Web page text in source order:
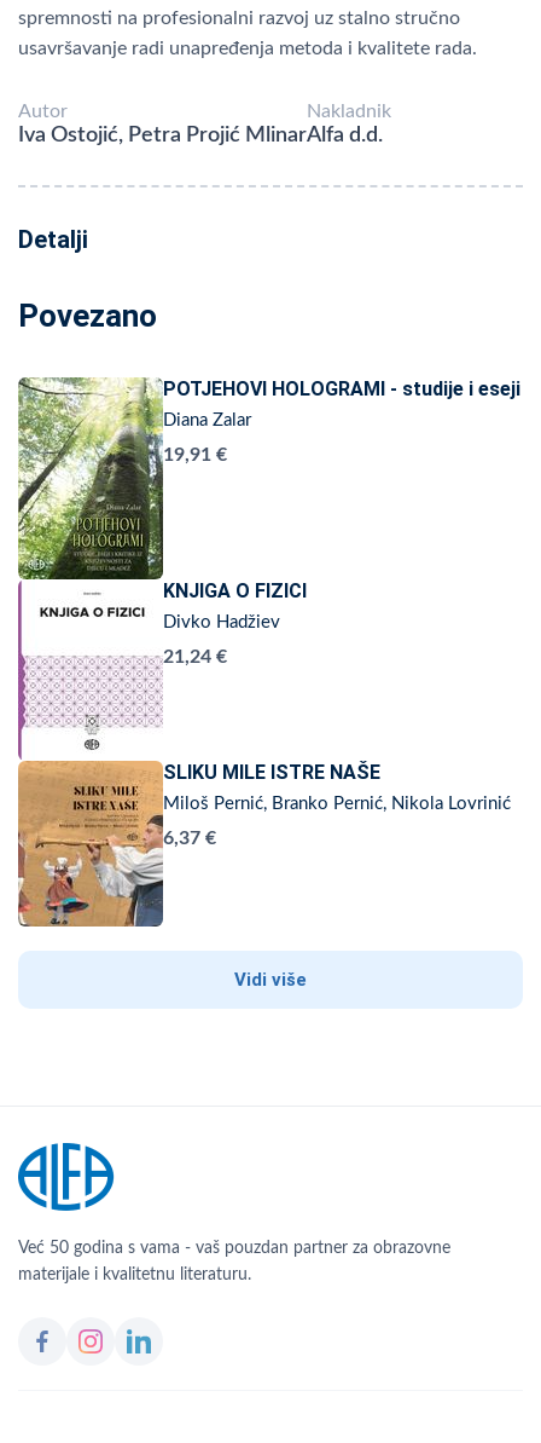
spremnosti na profesionalni razvoj uz stalno stručno
usavršavanje radi unapređenja metoda i kvalitete rada.
Autor
Iva Ostojić, Petra Projić Mlinar
Nakladnik
Alfa d.d.
Detalji
Povezano
POTJEHOVI HOLOGRAMI - studije i eseji
Diana Zalar
19,91 €
KNJIGA O FIZICI
Divko Hadžiev
21,24 €
SLIKU MILE ISTRE NAŠE
Miloš Pernić, Branko Pernić, Nikola Lovrinić
6,37 €
Vidi više
Već 50 godina s vama - vaš pouzdan partner za obrazovne
materijale i kvalitetnu literaturu.